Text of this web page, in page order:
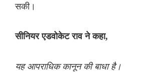
सकी।
सीनियर एडवोकेट राव ने कहा,
यह आपराधिक कानून की बाधा है।